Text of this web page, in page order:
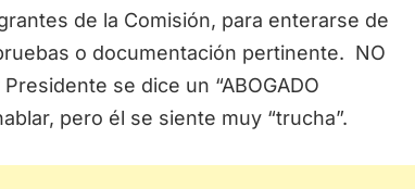
de la Comisión, para enterarse de
o documentación pertinente. NO
se dice un “ABOGADO
pero él se siente muy “trucha”.